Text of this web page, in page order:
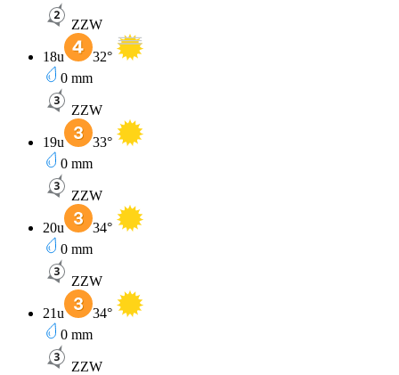
ZZW
18u 32°
0 mm
ZZW
19u 33°
0 mm
ZZW
20u 34°
0 mm
ZZW
21u 34°
0 mm
ZZW